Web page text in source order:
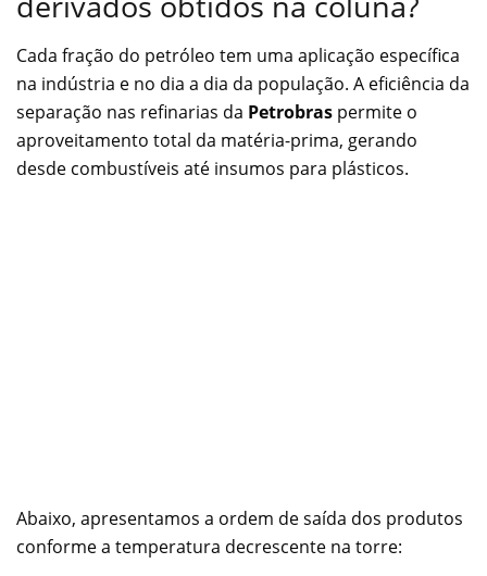
Cada fração do petróleo tem uma aplicação específica
na indústria e no dia a dia da população. A eficiência da
separação nas refinarias da Petrobras permite o
aproveitamento total da matéria-prima, gerando
desde combustíveis até insumos para plásticos.
Abaixo, apresentamos a ordem de saída dos produtos
conforme a temperatura decrescente na torre: